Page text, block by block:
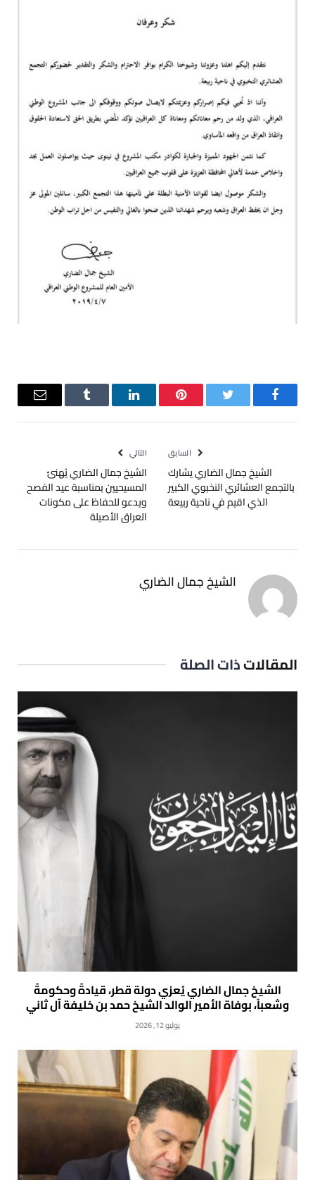
فيسبوك تويتر بينتيريستلينكدإن Tumblr
البريد
السابق
الشيخ جمال الضاري يشارك
بالتجمع العشائري النخبوي الكبير
الذي اقيم في ناحية ربيعة
التالي
الشيخ جمال الضاري يُهنئ
المسيحيين بمناسبة عيد الفصح
ويدعو للحفاظ على مكونات
العراق الأصيلة
الشيخ جمال الضاري
المقالاتذات الصلة
الشيخ جمال الضاري يُعزي دولة قطر، قيادةً وحكومةً
وشعباً، بوفاة الأمير الوالد الشيخ حمد بن خليفة آل ثاني
يوليو 12, 2026